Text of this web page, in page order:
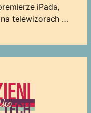
iPada,
na telewizorach …